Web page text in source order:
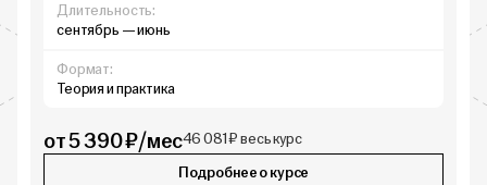
Длительность:
сентябрь — июнь
Формат:
Теория и практика
от 5 390 ₽/мес46 081 ₽ весь курс
Подробнее о курсе